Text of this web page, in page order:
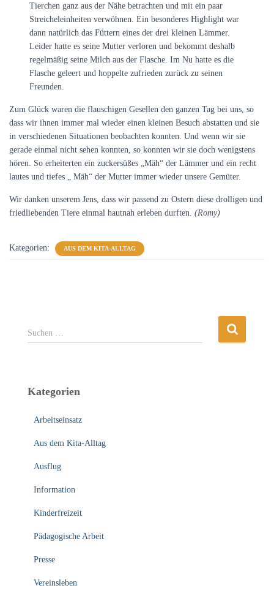
Tierchen ganz aus der Nähe betrachten und mit ein paar
Streicheleinheiten verwöhnen. Ein besonderes Highlight war
dann natürlich das Füttern eines der drei kleinen Lämmer.
Leider hatte es seine Mutter verloren und bekommt deshalb
regelmäßig seine Milch aus der Flasche. Im Nu hatte es die
Flasche geleert und hoppelte zufrieden zurück zu seinen
Freunden.
Zum Glück waren die flauschigen Gesellen den ganzen Tag bei uns, so
dass wir ihnen immer mal wieder einen kleinen Besuch abstatten und sie
in verschiedenen Situationen beobachten konnten. Und wenn wir sie
gerade einmal nicht sehen konnten, so konnten wir sie doch wenigstens
hören. So erheiterten ein zuckersüßes „Mäh“ der Lämmer und ein recht
lautes und tiefes „ Mäh“ der Mutter immer wieder unsere Gemüter.
Wir danken unserem Jens, dass wir passend zu Ostern diese drolligen und
friedliebenden Tiere einmal hautnah erleben durften. (Romy)
Kategorien: AUS DEM KITA-ALLTAG
u
n
Suchen …
Kategorien
Arbeitseinsatz
Aus dem Kita-Alltag
Ausflug
Information
Kinderfreizeit
Pädagogische Arbeit
Presse
Vereinsleben